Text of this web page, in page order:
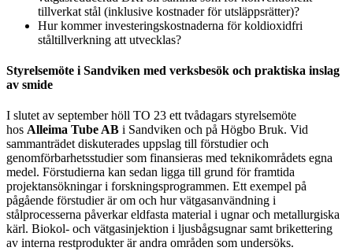
tillverkat stål (inklusive kostnader för utsläppsrätter)?
Hur kommer investeringskostnaderna för koldioxidfri
ståltillverkning att utvecklas?
Styrelsemöte i Sandviken med verksbesök och praktiska inslag
av smide
I slutet av september höll TO 23 ett tvådagars styrelsemöte
hos Alleima Tube AB i Sandviken och på Högbo Bruk. Vid
sammanträdet diskuterades uppslag till förstudier och
genomförbarhetsstudier som finansieras med teknikområdets egna
medel. Förstudierna kan sedan ligga till grund för framtida
projektansökningar i forskningsprogrammen. Ett exempel på
pågående förstudier är om och hur vätgasanvändning i
stålprocesserna påverkar eldfasta material i ugnar och metallurgiska
kärl. Biokol- och vätgasinjektion i ljusbågsugnar samt brikettering
av interna restprodukter är andra områden som undersöks.